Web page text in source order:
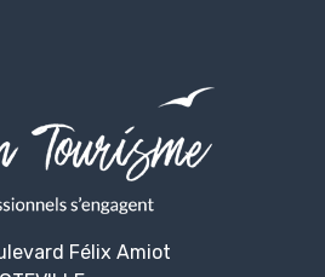
Félix Amiot